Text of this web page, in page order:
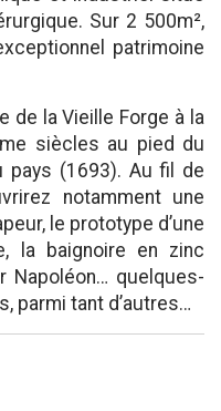
Sur 2 500m²,
patrimoine
de la Vieille Forge à la
siècles au pied du
pays (1693). Au fil de
notamment une
le prototype d’une
la baignoire en zinc
Napoléon… quelques-
parmi tant d’autres…